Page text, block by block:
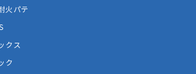
火パテ
クス
ク